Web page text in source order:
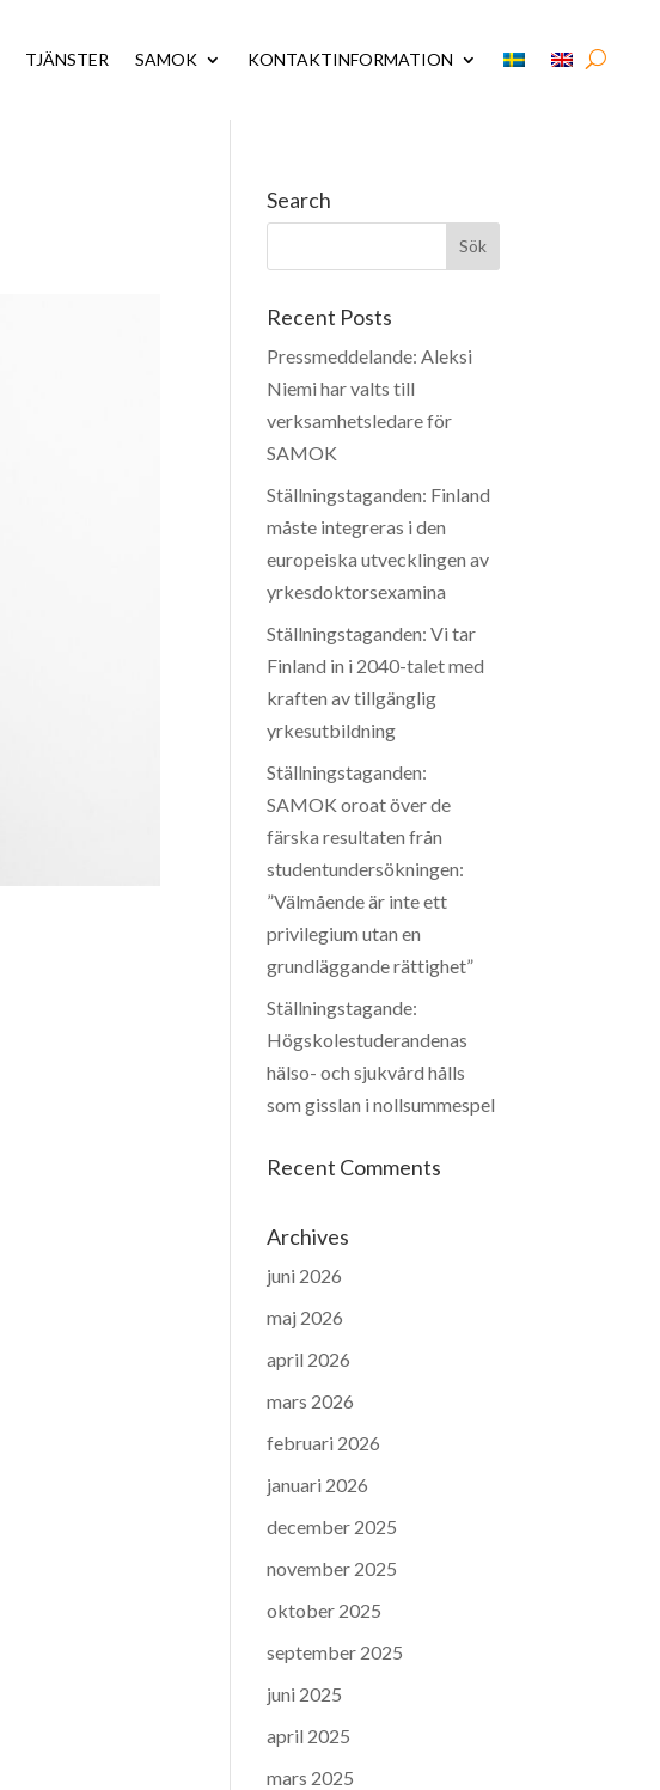
TJÄNSTER SAMOK KONTAKTINFORMATION
Search
Recent Posts
Pressmeddelande: Aleksi
Niemi har valts till
verksamhetsledare för
SAMOK
Ställningstaganden: Finland
måste integreras i den
europeiska utvecklingen av
yrkesdoktorsexamina
Ställningstaganden: Vi tar
Finland in i 2040-talet med
kraften av tillgänglig
yrkesutbildning
Ställningstaganden:
SAMOK oroat över de
färska resultaten från
studentundersökningen:
”Välmående är inte ett
privilegium utan en
grundläggande rättighet”
Ställningstagande:
Högskolestuderandenas
hälso- och sjukvård hålls
som gisslan i nollsummespel
Recent Comments
Archives
juni 2026
maj 2026
april 2026
mars 2026
februari 2026
januari 2026
december 2025
november 2025
oktober 2025
september 2025
juni 2025
april 2025
mars 2025